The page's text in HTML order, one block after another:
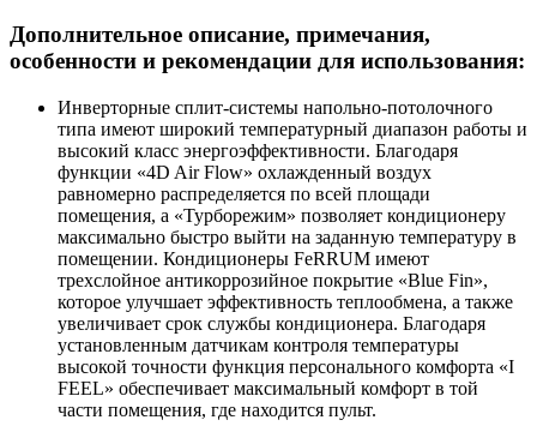
Дополнительное описание, примечания,
особенности и рекомендации для использования:
Инверторные сплит-системы напольно-потолочного
типа имеют широкий температурный диапазон работы и
высокий класс энергоэффективности. Благодаря
функции «4D Air Flow» охлажденный воздух
равномерно распределяется по всей площади
помещения, а «Турборежим» позволяет кондиционеру
максимально быстро выйти на заданную температуру в
помещении. Кондиционеры FeRRUM имеют
трехслойное антикоррозийное покрытие «Blue Fin»,
которое улучшает эффективность теплообмена, а также
увеличивает срок службы кондиционера. Благодаря
установленным датчикам контроля температуры
высокой точности функция персонального комфорта «I
FEEL» обеспечивает максимальный комфорт в той
части помещения, где находится пульт.